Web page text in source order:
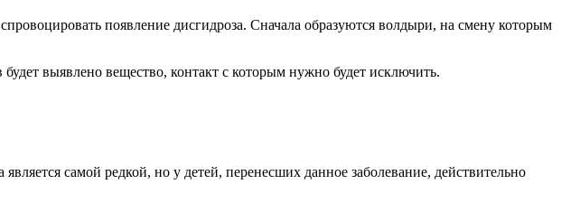
появление дисгидроза. Сначала образуются волдыри, на смену которым
выявлено вещество, контакт с которым нужно будет исключить.
самой редкой, но у детей, перенесших данное заболевание, действительно